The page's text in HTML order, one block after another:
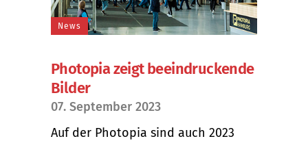
News
Photopia zeigt beeindruckende
Bilder
07. September 2023
Auf der Photopia sind auch 2023